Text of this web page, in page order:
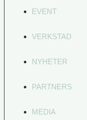
EVENT
VERKSTAD
NYHETER
PARTNERS
MEDIA